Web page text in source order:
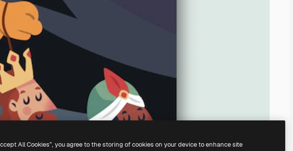
All Cookies”, you agree to the storing of cookies on your device to enhance site